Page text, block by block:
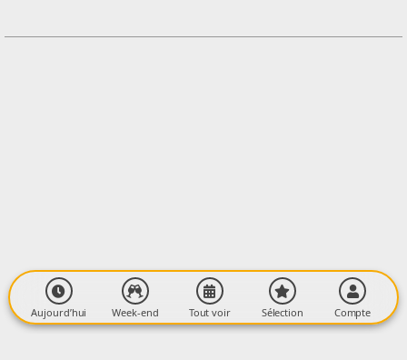
Contacter l'organisateur
Aujourd’hui Week-end Tout voir Sélection Compte